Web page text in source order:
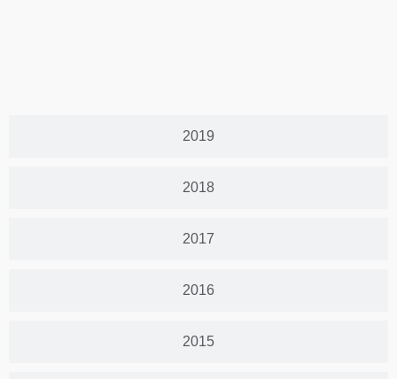
2019
2018
2017
2016
2015